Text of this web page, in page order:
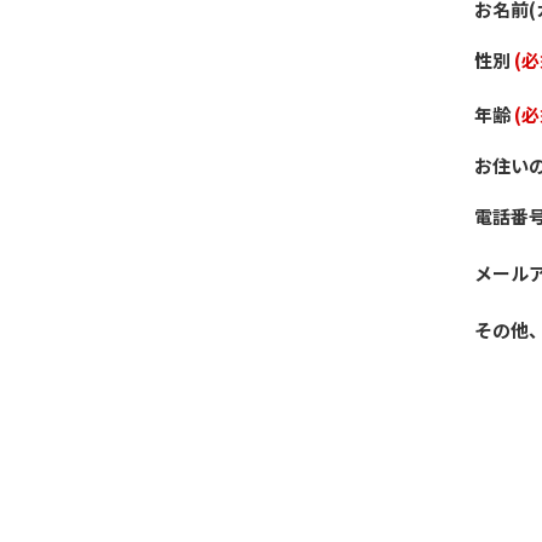
お名前
性別 (
年齢(
お住い
電話番
メール
その他